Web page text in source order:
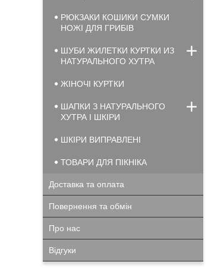
РЮКЗАКИ КОШИКИ СУМКИ
НОЖІ ДЛЯ ГРИБІВ
ШУБИ ЖИЛЕТКИ КУРТКИ ИЗ
НАТУРАЛЬНОГО ХУТРА
ЖІНОЧІ КУРТКИ
ШАПКИ З НАТУРАЛЬНОГО
ХУТРА І ШКІРИ
ШКІРИ ВИПРАВЛЕНІ
ТОВАРИ ДЛЯ ПІКНІКА
Доставка та оплата
Повернення та обмін
Про нас
Відгуки